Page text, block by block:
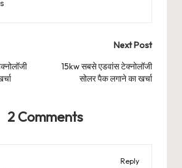
Next Post
15kw सबसे एडवांस टेक्नोलॉजी
सोलर पैक लगाने का खर्चा
2 Comments
Reply